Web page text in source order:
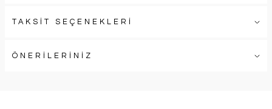
TAKSİT SEÇENEKLERİ
ÖNERİLERİNİZ